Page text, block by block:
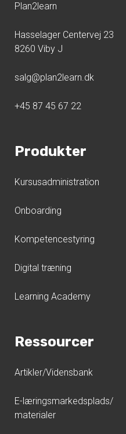
Plan2learn
Hasselager Centervej 23
8260 Viby J
salg@plan2learn.dk
+45 87 45 67 22
Produkter
Kursusadministration
Onboarding
Kompetencestyring
Digital træning
Learning Academy
Ressourcer
Artikler/Vidensbank
E-læringsmarkedsplads/
materialer